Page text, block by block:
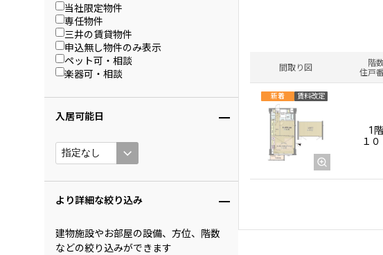
当社限定物件
専任物件
三井の賃貸物件
申込無し物件のみ表示
ペット可・相談
楽器可・相談
入居可能日
より詳細な絞り込み
建物施設やお部屋の設備、方位、階数
などの絞り込みができます
間取り図
階数
住戸
新着 賃料改定
1階
１０